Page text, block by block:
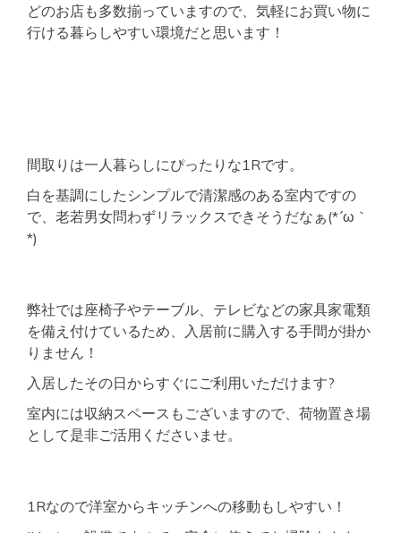
どのお店も多数揃っていますので、気軽にお買い物に
行ける暮らしやすい環境だと思います！
間取りは一人暮らしにぴったりな1Rです。
白を基調にしたシンプルで清潔感のある室内ですの
で、老若男女問わずリラックスできそうだなぁ(*´ω｀
*)
弊社では座椅子やテーブル、テレビなどの家具家電類
を備え付けているため、入居前に購入する手間が掛か
りません！
入居したその日からすぐにご利用いただけます?
室内には収納スペースもございますので、荷物置き場
として是非ご活用くださいませ。
1Rなので洋室からキッチンへの移動もしやすい！